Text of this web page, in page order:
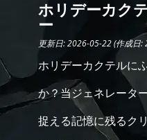
ホリデーカク
ー
更新日: 2026-05-22 (作成日:
ホリデーカクテルに
か？当ジェネレータ
捉える記憶に残るク